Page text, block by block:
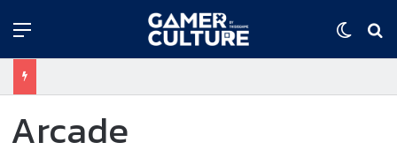
Arcade